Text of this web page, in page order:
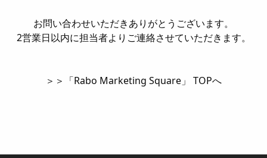
お問い合わせいただきありがとうございます。
2営業日以内に担当者よりご連絡させていただきます。
＞＞「Rabo Marketing Square」 TOPへ